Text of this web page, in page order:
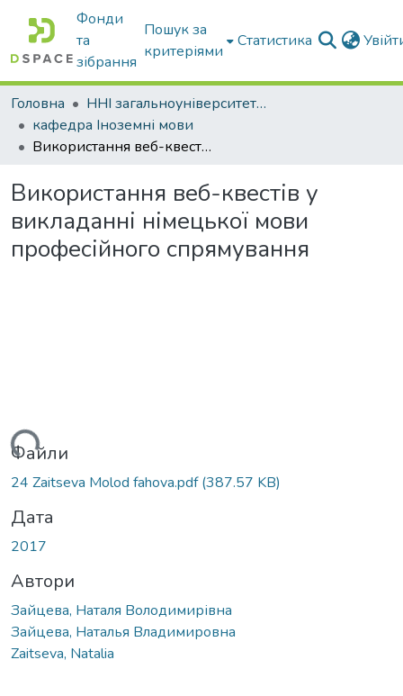
Фонди
та
зібрання
Пошук за
критеріями
Статистика
Головна
ННІ загальноуніверситетської підготовки
кафедра Іноземні мови
Використання веб-квестів у викладанні німецької мови професійного спрямування
Використання веб-квестів у
викладанні німецької мови
професійного спрямування
Файли
24 Zaitseva Molod fahova.pdf(387.57 KB)
Дата
2017
Автори
Зайцева, Наталя Володимирівна
Зайцева, Наталья Владимировна
Zaitseva, Natalia